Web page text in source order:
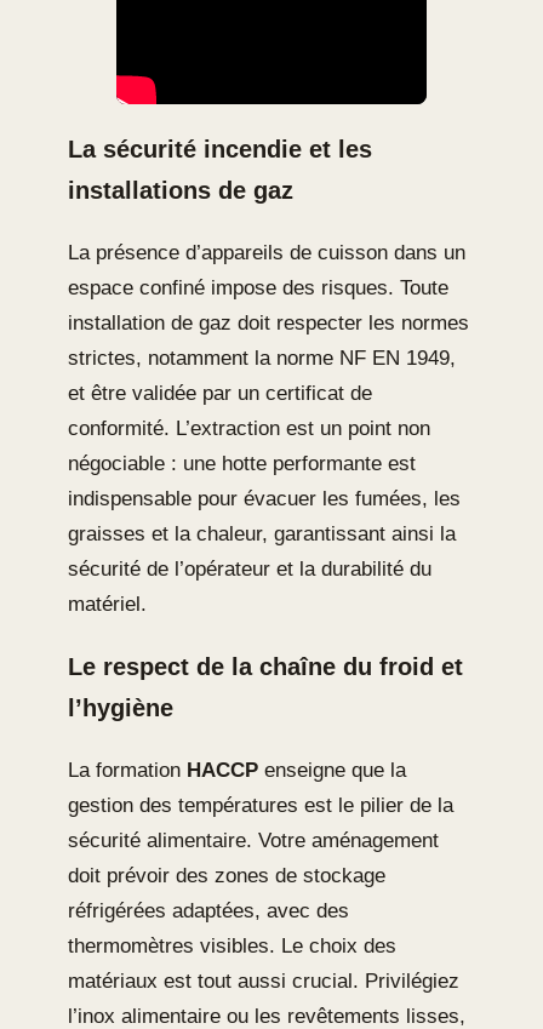
La sécurité incendie et les
installations de gaz
La présence d’appareils de cuisson dans un
espace confiné impose des risques. Toute
installation de gaz doit respecter les normes
strictes, notamment la norme NF EN 1949,
et être validée par un certificat de
conformité. L’extraction est un point non
négociable : une hotte performante est
indispensable pour évacuer les fumées, les
graisses et la chaleur, garantissant ainsi la
sécurité de l’opérateur et la durabilité du
matériel.
Le respect de la chaîne du froid et
l’hygiène
La formation HACCP enseigne que la
gestion des températures est le pilier de la
sécurité alimentaire. Votre aménagement
doit prévoir des zones de stockage
réfrigérées adaptées, avec des
thermomètres visibles. Le choix des
matériaux est tout aussi crucial. Privilégiez
l’inox alimentaire ou les revêtements lisses,